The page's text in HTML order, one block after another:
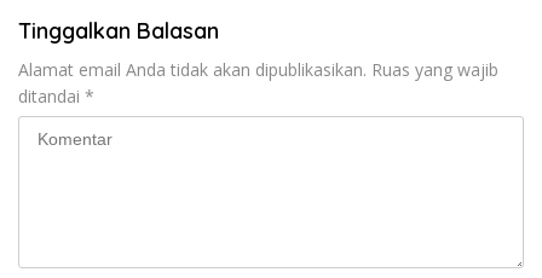
Tinggalkan Balasan
Alamat email Anda tidak akan dipublikasikan. Ruas yang wajib
ditandai *